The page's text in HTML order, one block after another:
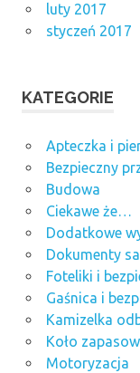
luty 2017
styczeń 2017
KATEGORIE
Apteczka i
Bezpieczny
Budowa
Ciekawe że…
Dodatkowe
Dokumenty
Foteliki i
Gaśnica i
Kamizelka
Koło
Motoryzacja